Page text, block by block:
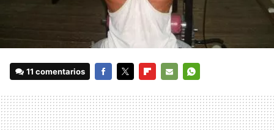
11 comentarios
MAIL